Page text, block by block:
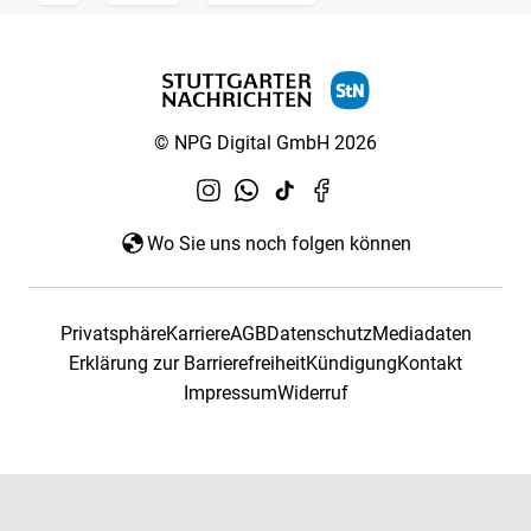
© NPG Digital GmbH 2026
Wo Sie uns noch folgen können
PrivatsphäreKarriereAGBDatenschutzMediadaten
Erklärung zur BarrierefreiheitKündigungKontakt
ImpressumWiderruf